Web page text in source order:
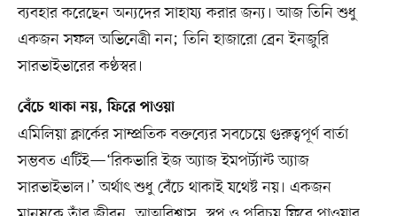
ব্যবহার করেছেন অন্যদের সাহায্য করার জন্য। আজ তিনি শুধু
একজন সফল অভিনেত্রী নন; তিনি হাজারো ব্রেন ইনজুরি
সারভাইভারের কণ্ঠস্বর।
বেঁচে থাকা নয়, ফিরে পাওয়া
এমিলিয়া ক্লার্কের সাম্প্রতিক বক্তব্যের সবচেয়ে গুরুত্বপূর্ণ বার্তা
সম্ভবত এটিই—‘রিকভারি ইজ অ্যাজ ইমপর্ট্যান্ট অ্যাজ
সারভাইভাল।’ অর্থাৎ শুধু বেঁচে থাকাই যথেষ্ট নয়। একজন